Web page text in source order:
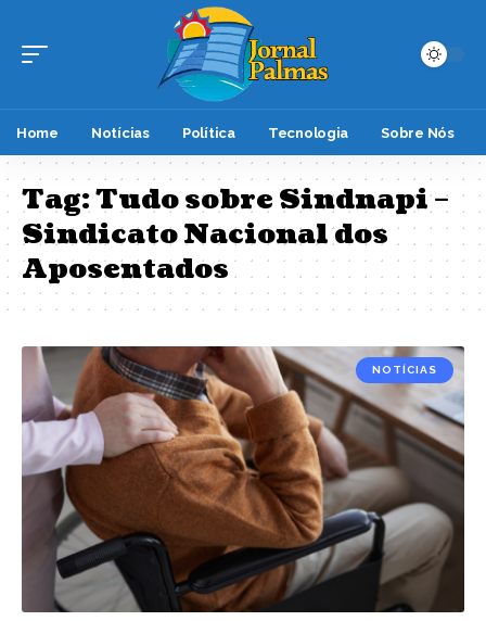
Home Notícias Política Tecnologia Sobre Nós
Tag:Tudo sobre Sindnapi –
Sindicato Nacional dos
Aposentados
NOTÍCIAS